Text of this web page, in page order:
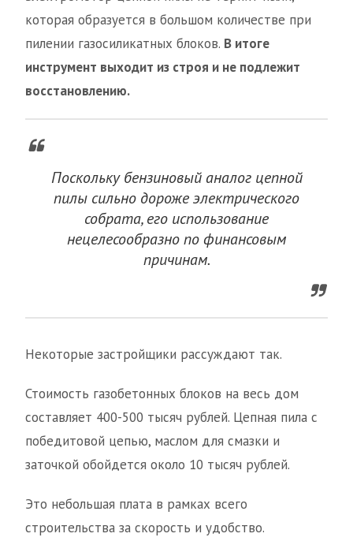
которая образуется в большом количестве при
пилении газосиликатных блоков. В итоге
инструмент выходит из строя и не подлежит
восстановлению.
Поскольку бензиновый аналог цепной
пилы сильно дороже электрического
собрата, его использование
нецелесообразно по финансовым
причинам.
Некоторые застройщики рассуждают так.
Стоимость газобетонных блоков на весь дом
составляет 400-500 тысяч рублей. Цепная пила с
победитовой цепью, маслом для смазки и
заточкой обойдется около 10 тысяч рублей.
Это небольшая плата в рамках всего
строительства за скорость и удобство.